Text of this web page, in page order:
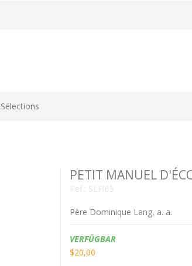
Sélections
PETIT MANUEL
Ref.: SLPl65
Père Dominique Lang, a. a.
Verfügbarkeit:
VERFÜGBAR
$20,00